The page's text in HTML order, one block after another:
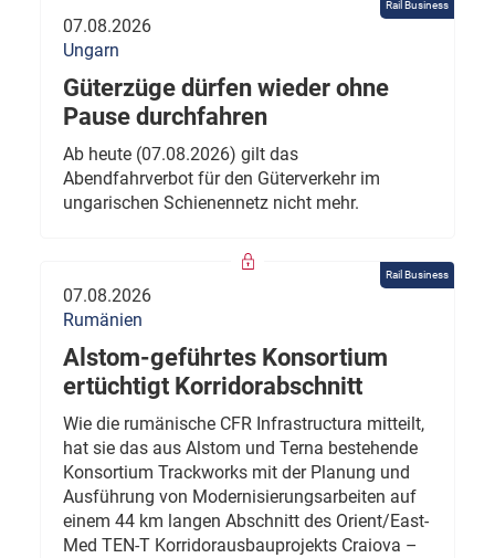
Rail Business
07.08.2026
Ungarn
Güterzüge dürfen wieder ohne
Pause durchfahren
Ab heute (07.08.2026) gilt das
Abendfahrverbot für den Güterverkehr im
ungarischen Schienennetz nicht mehr.
Rail Business
07.08.2026
Rumänien
Alstom-geführtes Konsortium
ertüchtigt Korridorabschnitt
Wie die rumänische CFR Infrastructura mitteilt,
hat sie das aus Alstom und Terna bestehende
Konsortium Trackworks mit der Planung und
Ausführung von Modernisierungsarbeiten auf
einem 44 km langen Abschnitt des Orient/East-
Med TEN-T Korridorausbauprojekts Craiova –